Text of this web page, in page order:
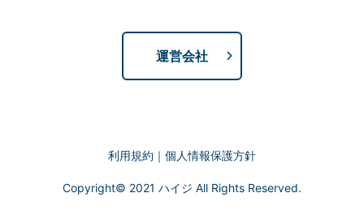
運営会社
利用規約 ｜ 個人情報保護方針
Copyright© 2021 ハイジ All Rights Reserved.